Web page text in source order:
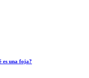
es una foja?